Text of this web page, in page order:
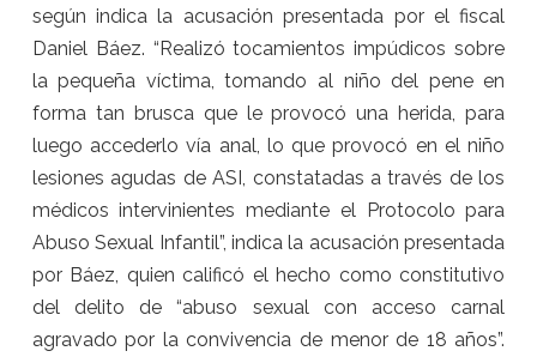
según indica la acusación presentada por el fiscal
Daniel Báez. “Realizó tocamientos impúdicos sobre
la pequeña víctima, tomando al niño del pene en
forma tan brusca que le provocó una herida, para
luego accederlo vía anal, lo que provocó en el niño
lesiones agudas de ASI, constatadas a través de los
médicos intervinientes mediante el Protocolo para
Abuso Sexual Infantil”, indica la acusación presentada
por Báez, quien calificó el hecho como constitutivo
del delito de “abuso sexual con acceso carnal
agravado por la convivencia de menor de 18 años”.